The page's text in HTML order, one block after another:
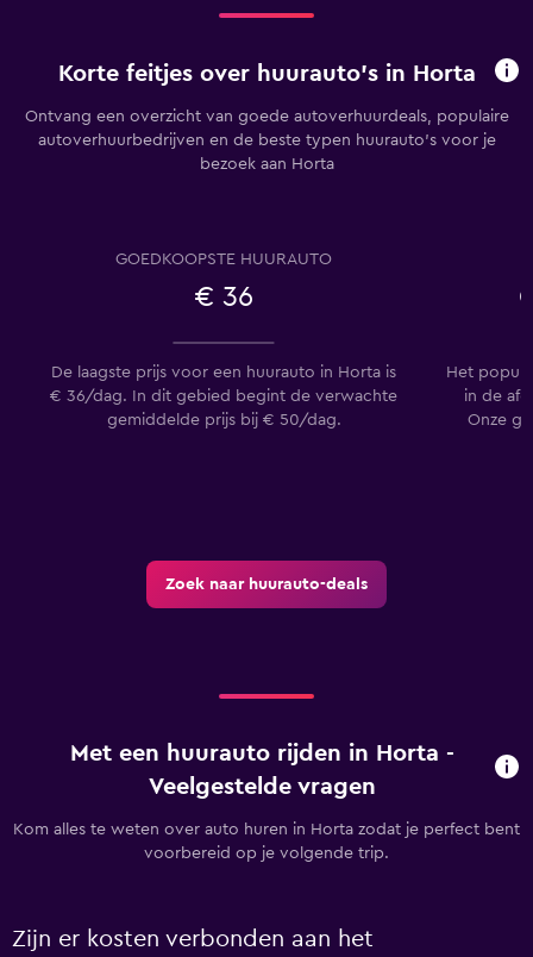
Korte feitjes over huurauto's in Horta
Ontvang een overzicht van goede autoverhuurdeals, populaire
autoverhuurbedrijven en de beste typen huurauto's voor je
bezoek aan Horta
GOEDKOOPSTE HUURAUTO
€ 36
De laagste prijs voor een huurauto in Horta is
€ 36/dag. In dit gebied begint de verwachte
gemiddelde prijs bij € 50/dag.
Het
in de
Onze
Zoek naar huurauto-deals
Met een huurauto rijden in Horta -
Veelgestelde vragen
Kom alles te weten over auto huren in Horta zodat je perfect bent
voorbereid op je volgende trip.
Zijn er kosten verbonden aan het